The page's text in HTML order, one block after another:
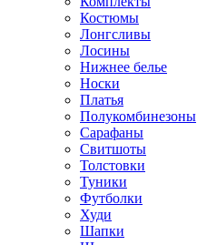
Костюмы
Лонгсливы
Лосины
Нижнее белье
Носки
Платья
Полукомбинезоны
Сарафаны
Свитшоты
Толстовки
Туники
Футболки
Худи
Шапки